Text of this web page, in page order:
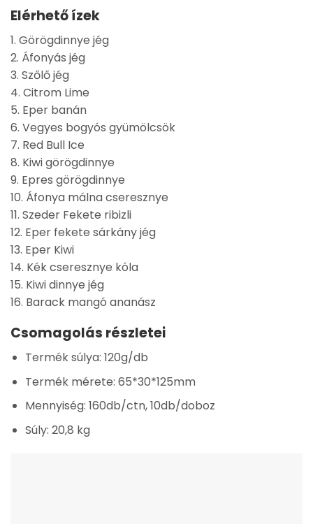
Elérhető ízek
1. Görögdinnye jég
2. Áfonyás jég
3. Szőlő jég
4. Citrom Lime
5. Eper banán
6. Vegyes bogyós gyümölcsök
7. Red Bull Ice
8. Kiwi görögdinnye
9. Epres görögdinnye
10. Áfonya málna cseresznye
11. Szeder Fekete ribizli
12. Eper fekete sárkány jég
13. Eper Kiwi
14. Kék cseresznye kóla
15. Kiwi dinnye jég
16. Barack mangó ananász
Csomagolás részletei
Termék súlya: 120g/db
Termék mérete: 65*30*125mm
Mennyiség: 160db/ctn, 10db/doboz
Súly: 20,8 kg